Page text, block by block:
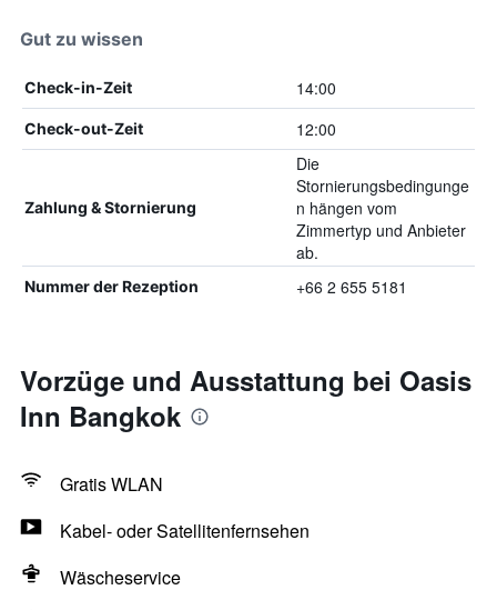
Gut zu wissen
Check-in-Zeit 14:00
Check-out-Zeit 12:00
Zahlung & Stornierung
Die
Stornierungsbedingunge
n hängen vom
Zimmertyp und Anbieter
ab.
Nummer der Rezeption +66 2 655 5181
Vorzüge und Ausstattung bei Oasis
Inn Bangkok
Gratis WLAN
Kabel- oder Satellitenfernsehen
Wäscheservice